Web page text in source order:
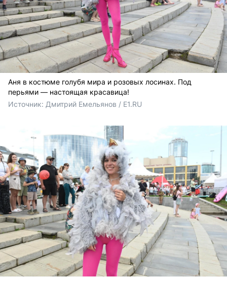
Аня в костюме голубя мира и розовых лосинах. Под
перьями — настоящая красавица!
Источник: Дмитрий Емельянов / E1.RU